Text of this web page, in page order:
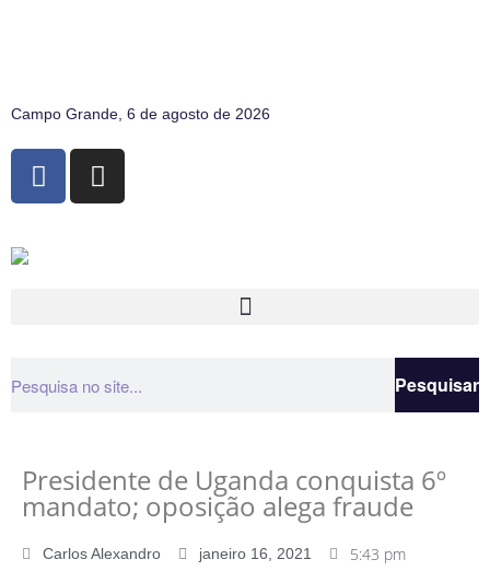
Campo Grande, 6 de agosto de 2026
Pesquisar
Presidente de Uganda conquista 6º
mandato; oposição alega fraude
Carlos Alexandro janeiro 16, 2021 5:43 pm